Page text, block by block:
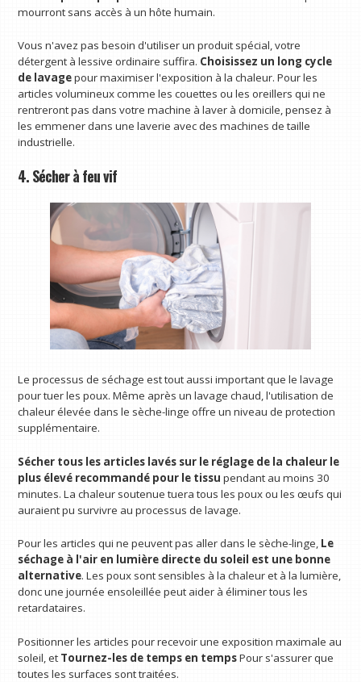
mourront sans accès à un hôte humain.
Vous n'avez pas besoin d'utiliser un produit spécial, votre
détergent à lessive ordinaire suffira. Choisissez un long cycle
de lavagepour maximiser l'exposition à la chaleur. Pour les
articles volumineux comme les couettes ou les oreillers qui ne
rentreront pas dans votre machine à laver à domicile, pensez à
les emmener dans une laverie avec des machines de taille
industrielle.
4. Sécher à feu vif
Le processus de séchage est tout aussi important que le lavage
pour tuer les poux. Même après un lavage chaud, l'utilisation de
chaleur élevée dans le sèche-linge offre un niveau de protection
supplémentaire.
Sécher tous les articles lavés sur le réglage de la chaleur le
plus élevé recommandé pour le tissupendant au moins 30
minutes. La chaleur soutenue tuera tous les poux ou les œufs qui
auraient pu survivre au processus de lavage.
Pour les articles qui ne peuvent pas aller dans le sèche-linge, Le
séchage à l'air en lumière directe du soleil est une bonne
alternative. Les poux sont sensibles à la chaleur et à la lumière,
donc une journée ensoleillée peut aider à éliminer tous les
retardataires.
Positionner les articles pour recevoir une exposition maximale au
soleil, et Tournez-les de temps en tempsPour s'assurer que
toutes les surfaces sont traitées.